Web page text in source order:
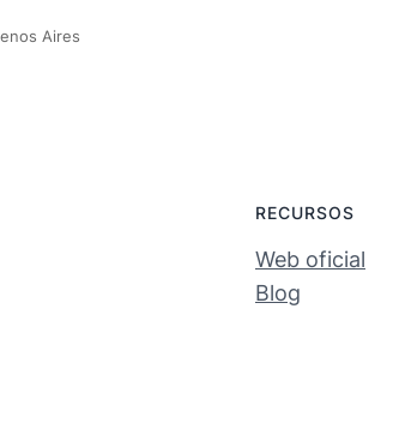
Aires
RECURSOS
Web oficial
Blog